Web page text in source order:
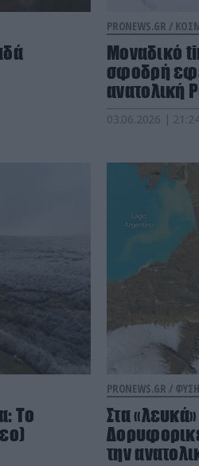
PRONEWS.GR /
Μοναδικό
σφοδρή
ανατολική
03.06.2026 |
To
PRONEWS.GR / ΦΥΣΗ
Στα
την